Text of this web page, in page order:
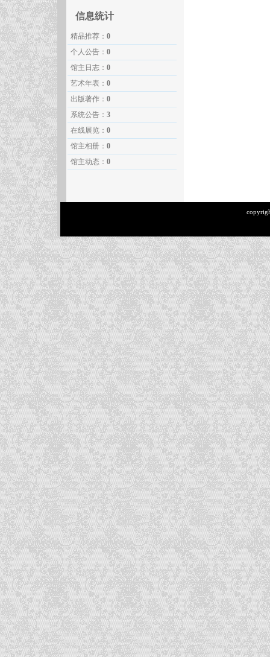
信息统计
精品推荐： 0
个人公告： 0
馆主日志： 0
艺术年表： 0
出版著作： 0
系统公告： 3
在线展览： 0
馆主相册： 0
馆主动态： 0